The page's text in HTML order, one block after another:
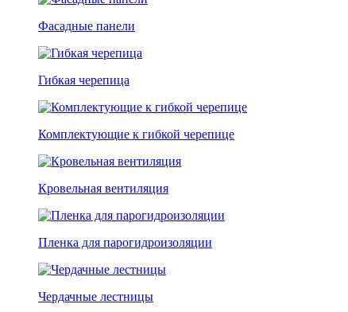
Фасадные панели
Гибкая черепица
Комплектующие к гибкой черепице
Кровельная вентиляция
Пленка для парогидроизоляции
Чердачные лестницы